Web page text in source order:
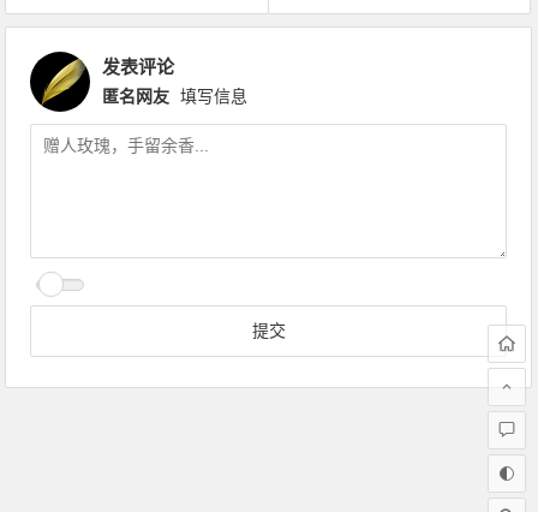
发表评论
匿名网友 填写信息